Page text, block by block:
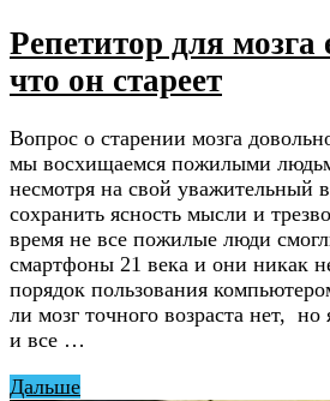
Репетитор для мозга
что он стареет
Вопрос о старении мозга
мы восхищаемся пожилыми
несмотря на свой уважительный
сохранить ясность мысли и
время не все пожилые люди
смартфоны 21 века и они никак
порядок пользования
ли мозг точного возраста нет, но
и все …
Дальше